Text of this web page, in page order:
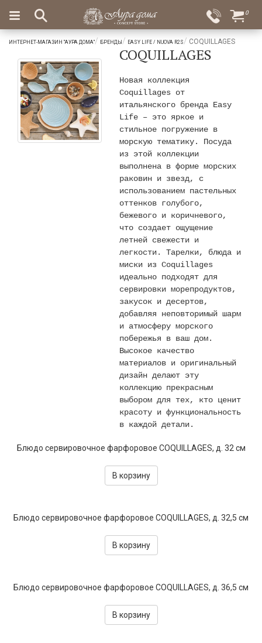
Вход
Избранное
×
Подарки
Ароматы
для
дома
Бар
0
ИНТЕРНЕТ-МАГАЗИН "АУРА ДОМА" БРЕНДЫ EASY LIFE / NUOVA R2S COQUILLAGES
COQUILLAGES
Новая коллекция
Coquillages от
итальянского бренда Easy
Life – это яркое и
стильное погружение в
морскую тематику. Посуда
из этой коллекции
выполнена в форме морских
раковин и звезд, с
использованием пастельных
оттенков голубого,
бежевого и коричневого,
что создает ощущение
летней свежести и
легкости. Тарелки, блюда и
миски из Coquillages
идеально подходят для
сервировки морепродуктов,
закусок и десертов,
добавляя неповторимый шарм
и атмосферу морского
побережья в ваш дом.
Высокое качество
материалов и оригинальный
дизайн делают эту
коллекцию прекрасным
выбором для тех, кто ценит
красоту и функциональность
в каждой детали.
Блюдо сервировочное фарфоровое COQUILLAGES, д. 32 см
В корзину
Блюдо сервировочное фарфоровое COQUILLAGES, д. 32,5 см
В корзину
Блюдо сервировочное фарфоровое COQUILLAGES, д. 36,5 см
В корзину